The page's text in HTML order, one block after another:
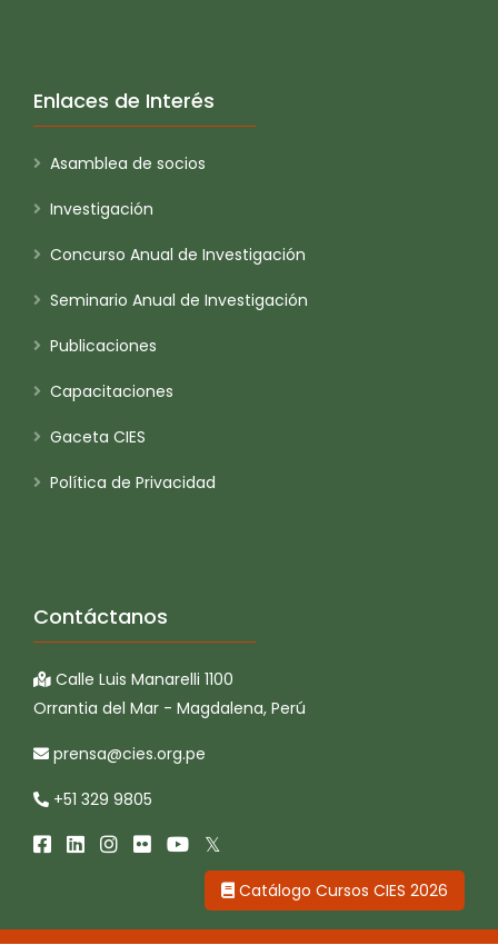
Enlaces de Interés
Asamblea de socios
Investigación
Concurso Anual de Investigación
Seminario Anual de Investigación
Publicaciones
Capacitaciones
Gaceta CIES
Política de Privacidad
Contáctanos
Calle Luis Manarelli 1100
Orrantia del Mar - Magdalena, Perú
prensa@cies.org.pe
+51 329 9805
Catálogo Cursos CIES 2026